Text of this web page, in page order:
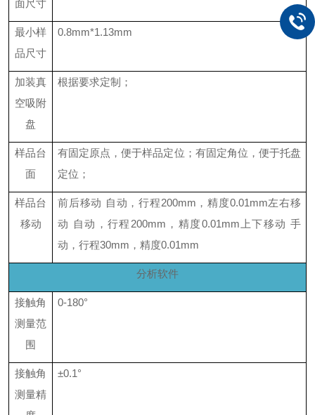
面尺寸
最小样
品尺寸
0.8mm*1.13mm
加装真
空吸附
盘
根据要求定制；
样品台
面
有固定原点，便于样品定位；有固定角位，便于托盘
定位；
样品台
移动
前后移动 自动，行程200mm，精度0.01mm左右移
动 自动，行程 200mm，精度0.01mm 上下移动 手
动，行程30mm，精度0.01mm
分析软件
接触角
测量范
围
0-180°
接触角
测量精
±0.1°